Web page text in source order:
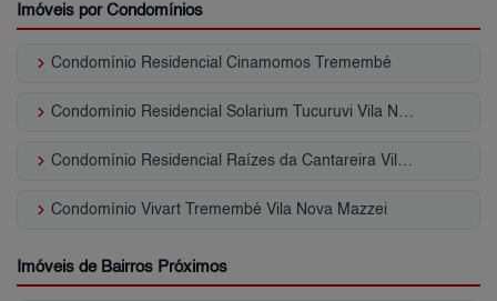
Imóveis por Condomínios
keyboard_arrow_right Condomínio Residencial Cinamomos Tremembé
keyboard_arrow_right
keyboard_arrow_right
keyboard_arrow_right Condomínio Vivart Tremembé Vila Nova Mazzei
Imóveis de Bairros Próximos